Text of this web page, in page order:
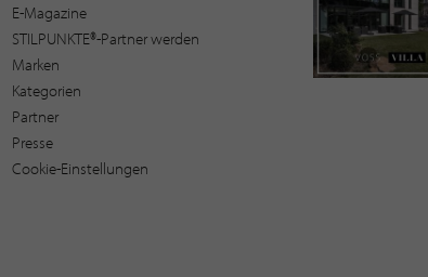
E-Magazine
STILPUNKTE®-Partner werden
Marken
Kategorien
Partner
Presse
Cookie-Einstellungen